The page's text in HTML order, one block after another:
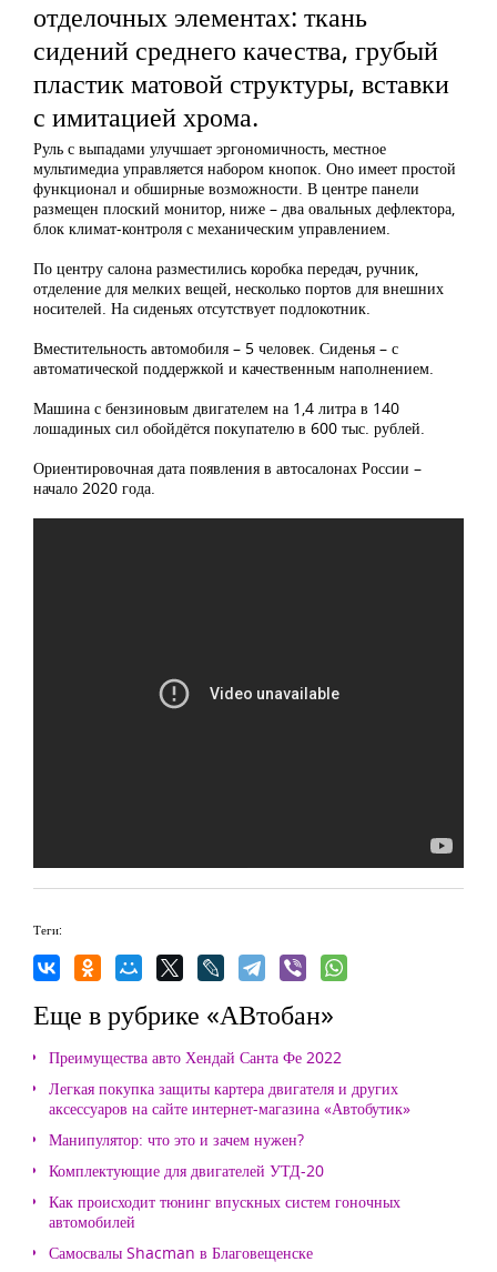
отделочных элементах: ткань
сидений среднего качества, грубый
пластик матовой структуры, вставки
с имитацией хрома.
Руль с выпадами улучшает эргономичность, местное
мультимедиа управляется набором кнопок. Оно имеет простой
функционал и обширные возможности. В центре панели
размещен плоский монитор, ниже – два овальных дефлектора,
блок климат-контроля с механическим управлением.
По центру салона разместились коробка передач, ручник,
отделение для мелких вещей, несколько портов для внешних
носителей. На сиденьях отсутствует подлокотник.
Вместительность автомобиля – 5 человек. Сиденья – с
автоматической поддержкой и качественным наполнением.
Машина с бензиновым двигателем на 1,4 литра в 140
лошадиных сил обойдётся покупателю в 600 тыс. рублей.
Ориентировочная дата появления в автосалонах России –
начало 2020 года.
Теги:
Еще в рубрике «АВтобан»
Преимущества авто Хендай Санта Фе 2022
Легкая покупка защиты картера двигателя и других
аксессуаров на сайте интернет-магазина «Автобутик»
Манипулятор: что это и зачем нужен?
Комплектующие для двигателей УТД-20
Как происходит тюнинг впускных систем гоночных
автомобилей
Самосвалы Shacman в Благовещенске